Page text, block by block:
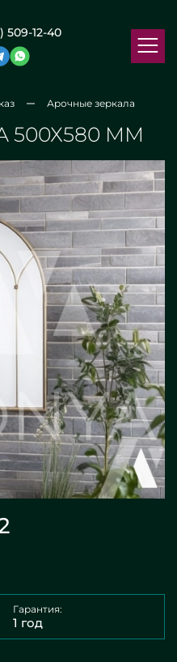
509-12-40
Арочные зеркала
500Х580 ММ
Гарантия:
1 год